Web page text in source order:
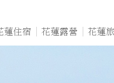
蓮住宿 花蓮露營 花蓮